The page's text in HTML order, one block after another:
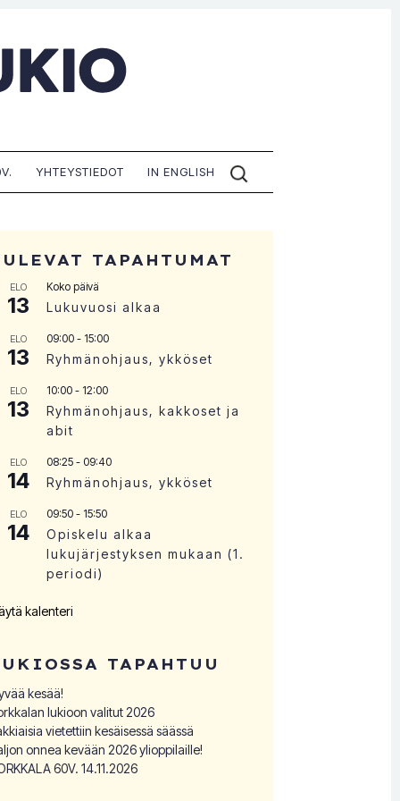
YHTEYSTIEDOT IN ENGLISH
ETSI
SIVUILTA:
TAPAHTUMAT
ELO
13
Koko päivä
Lukuvuosi alkaa
ELO
13
09:00 - 15:00
Ryhmänohjaus, ykköset
ELO
13
10:00 - 12:00
Ryhmänohjaus, kakkoset ja
abit
ELO
14
08:25 - 09:40
Ryhmänohjaus, ykköset
ELO
14
09:50 - 15:50
Opiskelu alkaa
lukujärjestyksen mukaan (1.
periodi)
kalenteri
TAPAHTUU
kesää!
lukioon valitut 2026
vietettiin kesäisessä säässä
onnea kevään 2026 ylioppilaille!
60V. 14.11.2026